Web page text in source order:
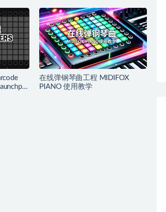
在线弹钢琴曲工程 MIDIFOX
PIANO 使用教学